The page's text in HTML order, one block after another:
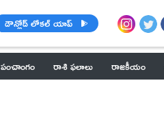
డౌన్లోడ్ లోకల్ యాప్
పంచాంగం రాశి ఫలాలు రాజకీయం